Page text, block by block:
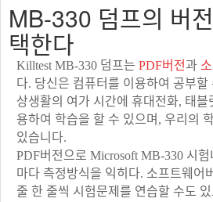
MB-330 덤프의 버
택한다
Killtest MB-330 덤프는 PDF버전과
다. 당신은 컴퓨터를 이용하여 공부할
상생활의 여가 시간에 휴대전화, 태블
용하여 학습을 할 수 있으며, 우리의
있습니다.
PDF버전으로 Microsoft MB-330 시
마다 측정방식을 익히다. 소프트웨어
줄 한 줄씩 시험문제를 연습할 수도